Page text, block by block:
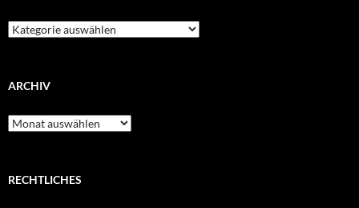
Kategorien
ARCHIV
Archiv
RECHTLICHES